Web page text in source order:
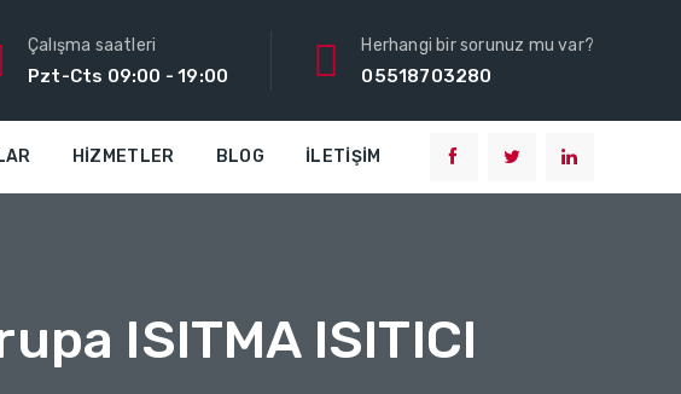
Çalışma saatleri
Pzt-Cts 09:00 - 19:00
Herhangi bir sorunuz mu var?
05518703280
HIZMETLER BLOG İLETIŞIM
ISITMA ISITICI